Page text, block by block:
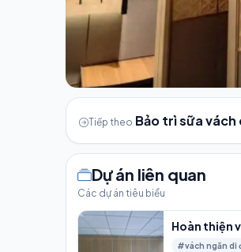
Tiếp theo Bảo trì sữa vách
Dự án liên quan
Các dự án tiêu biểu
Hoàn thiện
#vách ngăn di